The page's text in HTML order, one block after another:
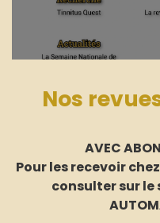
Nos
AVEC
Pour lesrecevoir
consulter sur